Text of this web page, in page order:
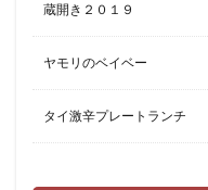
蔵開き２０１９
ヤモリのベイベー
タイ激辛プレートランチ